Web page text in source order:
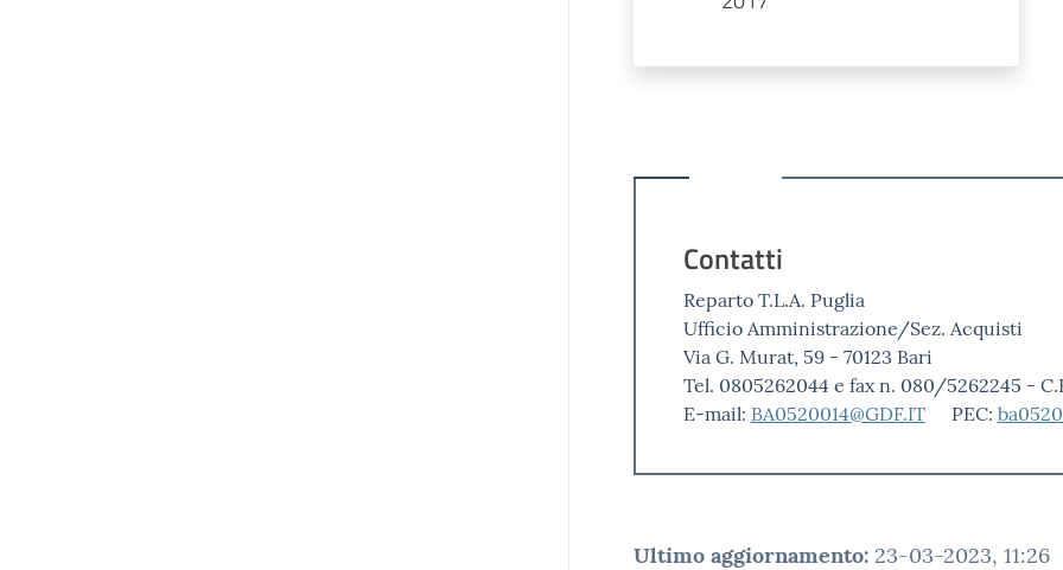
Contatti
Reparto T.L.A. Puglia
Ufficio Amministrazione/Sez. Acquisti
Via G. Murat, 59 - 70123 Bari
Tel. 0805262044 e fax n. 080/5262245 -
E-mail: BA0520014@GDF.IT PEC:
Ultimo aggiornamento: 23-03-2023, 11:26